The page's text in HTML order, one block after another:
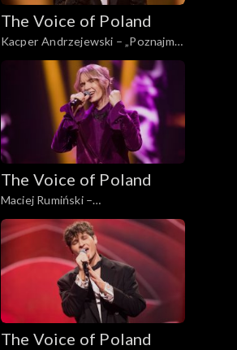
The Voice of Poland
Kacper Andrzejewski – „Poznajmy
się”; „The Voice of Poland”, Live, 23
listopada 2024
The Voice of Poland
Maciej Rumiński –
„Dwuznaczności”; „The Voice of
Poland”, Live, 23 listopada 2024
The Voice of Poland